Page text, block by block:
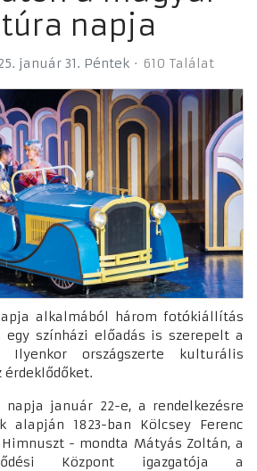
napja
január 31. Péntek 610 Találat
alkalmából három fotókiállítás
színházi előadás is szerepelt a
Ilyenkor országszerte kulturális
érdeklődőket.
január 22-e, a rendelkezésre
alapján 1823-ban Kölcsey Ferenc
- mondta Mátyás Zoltán, a
Központ igazgatója a